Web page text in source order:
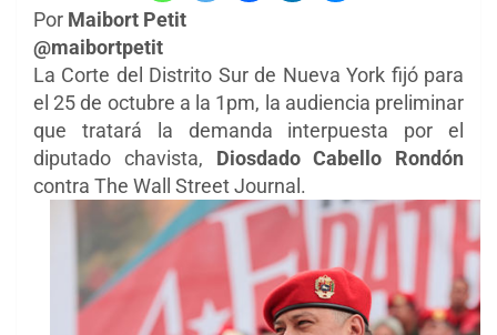
Por Maibort Petit
@maibortpetit
La Corte del Distrito Sur de Nueva York fijó para
el 25 de octubre a la 1pm, la audiencia preliminar
que tratará la demanda interpuesta por el
diputado chavista, Diosdado Cabello Rondón
contra The Wall Street Journal.